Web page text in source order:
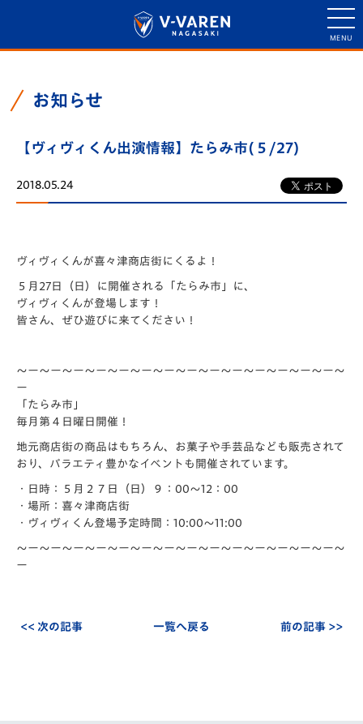
お知らせ
【ヴィヴィくん出演情報】たらみ市(５/27)
2018.05.24
ヴィヴィくんが喜々津商店街にくるよ！
５月27日（日）に開催される「たらみ市」に、
ヴィヴィくんが登場します！
皆さん、ぜひ遊びに来てください！
〜ー〜ー〜ー〜ー〜ー〜ー〜ー〜ー〜ー〜ー〜ー〜ー〜ー〜ー〜
ー
「たらみ市」
毎月第４日曜日開催！
地元商店街の商品はもちろん、お菓子や手芸品なども販売されて
おり、バラエティ豊かなイベントも開催されています。
・日時：５月２７日（日）９：00〜12：00
・ 場所：喜々津商店街
・ ヴィヴィくん登場予定時間：10:00〜11:00
〜ー〜ー〜ー〜ー〜ー〜ー〜ー〜ー〜ー〜ー〜ー〜ー〜ー〜ー〜
ー
<< 次の記事 一覧へ戻る 前の記事 >>